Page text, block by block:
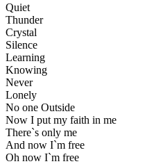
Quiet
Thunder
Crystal
Silence
Learning
Knowing
Never
Lonely
No one Outside
Now I put my faith in me
There`s only me
And now I`m free
Oh now I`m free